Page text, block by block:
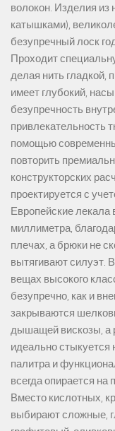
волокон. Изделия из
катышками),
безупречный лоск
Проходит
делая нить гладкой,
имеет глубокий,
безупречность
привлекательность
помощью
повторить
конструкторских
проектируется с
Европейские
миллиметра,
плечах, а брюки не
вытягивают силуэт.
вещах высокого
безупречно, как и
закрываются
дышащей вискозы, а
идеально стыкуется
палитра и
всегда опирается на
Вместо кислотных,
выбирают сложные,